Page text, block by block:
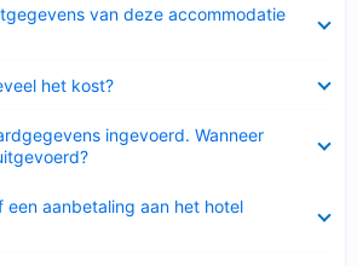
van deze accommodatie
het kost?
ingevoerd. Wanneer
een aanbetaling aan het hotel